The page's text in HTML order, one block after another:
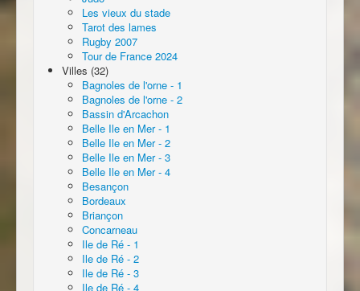
Les vieux du stade
Tarot des lames
Rugby 2007
Tour de France 2024
Villes (32)
Bagnoles de l'orne - 1
Bagnoles de l'orne - 2
Bassin d'Arcachon
Belle Ile en Mer - 1
Belle Ile en Mer - 2
Belle Ile en Mer - 3
Belle Ile en Mer - 4
Besançon
Bordeaux
Briançon
Concarneau
Ile de Ré - 1
Ile de Ré - 2
Ile de Ré - 3
Ile de Ré - 4